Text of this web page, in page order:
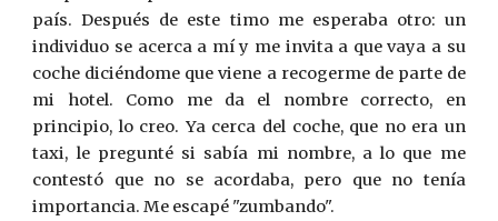
país. Después de este timo me esperaba otro: un
individuo se acerca a mí y me invita a que vaya a su
coche diciéndome que viene a recogerme de parte de
mi hotel. Como me da el nombre correcto, en
principio, lo creo. Ya cerca del coche, que no era un
taxi, le pregunté si sabía mi nombre, a lo que me
contestó que no se acordaba, pero que no tenía
importancia. Me escapé "zumbando".